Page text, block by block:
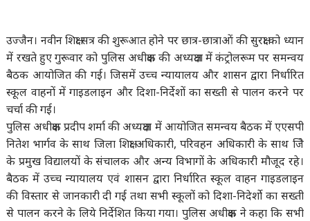
उज्जैन। नवीन शिक्षा सत्र की शुरूआत होने पर छात्र-छात्राओं की सुरक्षा को ध्यान
में रखते हुए गुरूवार को पुलिस अधीक्षक की अध्यक्षता में कंट्रोलरूम पर समन्वय
बैठक आयोजित की गई। जिसमें उच्च न्यायालय और शासन द्वारा निर्धारित
स्कूल वाहनों में गाइडलाइन और दिशा-निर्देशों का सख्ती से पालन करने पर
चर्चा की गई।
पुलिस अधीक्षक प्रदीप शर्मा की अध्यक्षता में आयोजित समन्वय बैठक में एएसपी
नितेश भार्गव के साथ जिला शिक्षा अधिकारी, परिवहन अधिकारी के साथ जिे
के प्रमुख विद्यालयों के संचालक और अन्य विभागों के अधिकारी मौजूद रहे।
बैठक में उच्च न्यायालय एवं शासन द्वारा निर्धारित स्कूल वाहन गाइडलाइन
की विस्तार से जानकारी दी गई तथा सभी स्कूलों को दिशा-निदेर्शो का सख्ती
से पालन करने के लिये निर्देशित किया गया। पुलिस अधीक्षक ने कहा कि सभी